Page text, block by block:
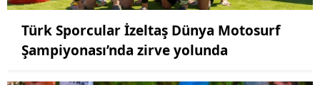
Türk Sporcular İzeltaş Dünya Motosurf
Şampiyonası’nda zirve yolunda